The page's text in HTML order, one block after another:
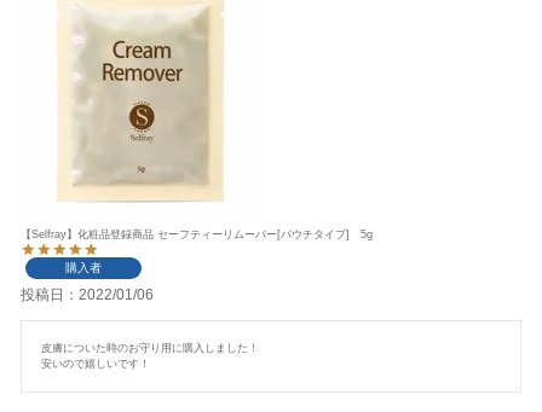
【Selfray】化粧品登録商品 セーフティーリムーバー[パウチタイプ] 5g
購入者
投稿日 2022/01/06
皮膚についた時のお守り用に購入しました！
安いので嬉しいです！